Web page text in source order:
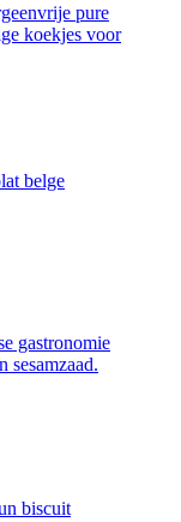
pure
koekjes voor
gastronomie
sesamzaad.